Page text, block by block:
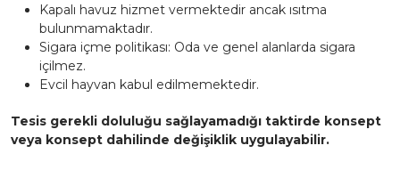
Kapalı havuz hizmet vermektedir ancak ısıtma
bulunmamaktadır.
Sigara içme politikası: Oda ve genel alanlarda sigara
içilmez.
Evcil hayvan kabul edilmemektedir.
Tesis gerekli doluluğu sağlayamadığı taktirde konsept
veya konsept dahilinde değişiklik uygulayabilir.